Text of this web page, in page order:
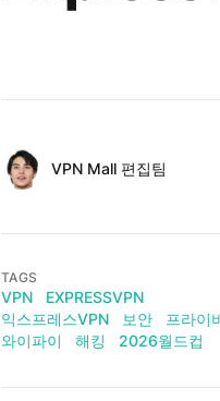
AuthorsName
VPN Mall 편집팀
TAGS
VPN
EXPRESSVPN
익스프레스VPN
보안
프라이
와이파이
해킹 2026월드컵